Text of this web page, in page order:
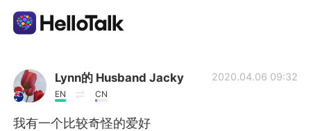
Aplicación de intercambio de idiomas
AI Grammar Checker
Lynn的 Husband Jacky
EN CN
2020.04.06 09:32
我有一个比较奇怪的爱好